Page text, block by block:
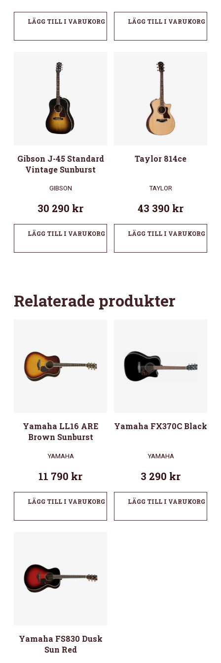
LÄGG TILL I VARUKORG LÄGG TILL I VARUKORG
Gibson J-45 Standard
Vintage Sunburst
GIBSON
30 290 kr
LÄGG TILL I VARUKORG
Taylor 814ce
TAYLOR
43 390 kr
LÄGG TILL I VARUKORG
Relaterade produkter
Yamaha LL16 ARE
Brown Sunburst
YAMAHA
11 790 kr
LÄGG TILL I VARUKORG
Yamaha FX370C Black
YAMAHA
3 290 kr
LÄGG TILL I VARUKORG
Yamaha FS830 Dusk
Sun Red